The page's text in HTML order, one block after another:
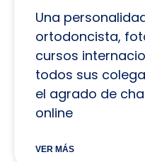
Una
ortodoncista,
cursos
todos sus
el agrado de
online
VER MÁS